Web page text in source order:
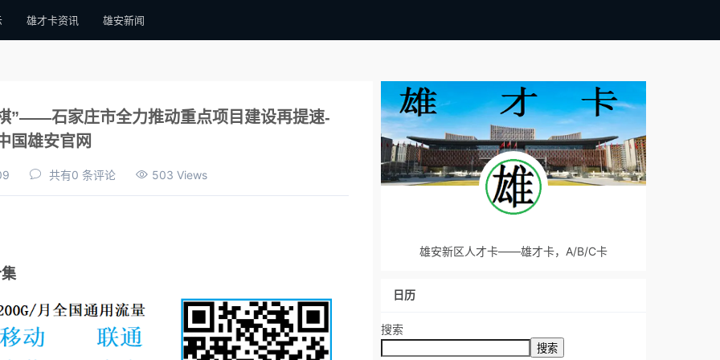
雄才卡资讯 雄安新闻
”——石家庄市全力推动重点项目建设再提速-
国雄安官网
共有0 条评论 503 Views
雄安新区人才卡——雄才卡，A/B/C卡
日历
搜索
搜索